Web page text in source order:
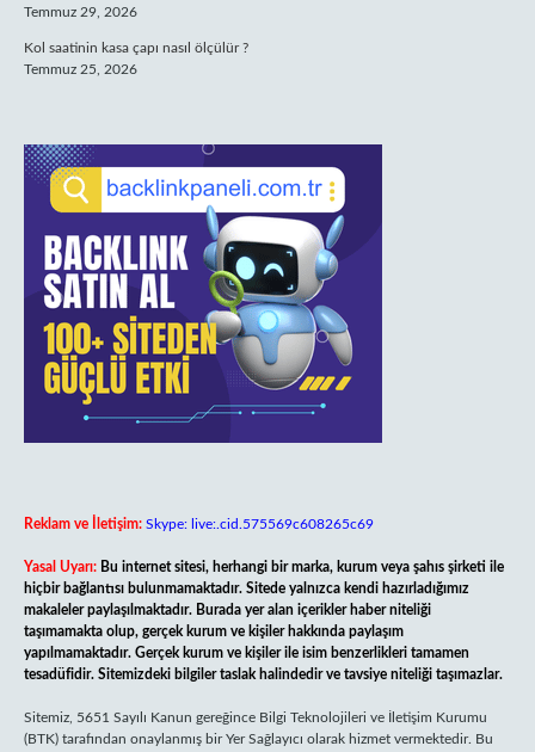
Temmuz 29, 2026
Kol saatinin kasa çapı nasıl ölçülür ?
Temmuz 25, 2026
Reklam ve İletişim: Skype: live:.cid.575569c608265c69
Yasal Uyarı: Bu internet sitesi, herhangi bir marka, kurum veya şahıs şirketi ile
hiçbir bağlantısı bulunmamaktadır. Sitede yalnızca kendi hazırladığımız
makaleler paylaşılmaktadır. Burada yer alan içerikler haber niteliği
taşımamakta olup, gerçek kurum ve kişiler hakkında paylaşım
yapılmamaktadır. Gerçek kurum ve kişiler ile isim benzerlikleri tamamen
tesadüfidir. Sitemizdeki bilgiler taslak halindedir ve tavsiye niteliği taşımazlar.
Sitemiz, 5651 Sayılı Kanun gereğince Bilgi Teknolojileri ve İletişim Kurumu
(BTK) tarafından onaylanmış bir Yer Sağlayıcı olarak hizmet vermektedir. Bu